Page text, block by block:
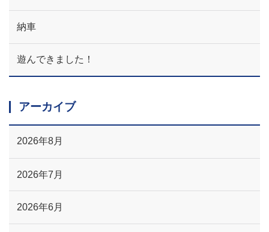
納車
遊んできました！
アーカイブ
2026年8月
2026年7月
2026年6月